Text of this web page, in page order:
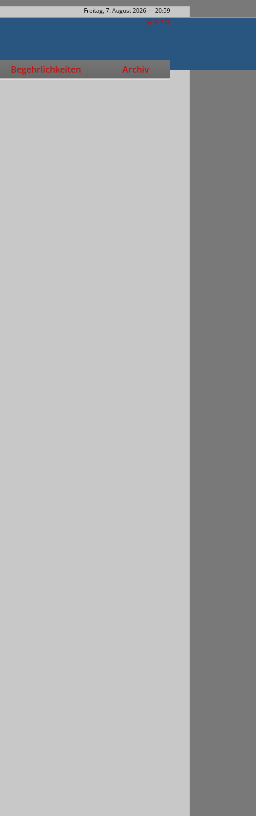
Freitag, 7. August 2026— 20:59
Begehrlichkeiten Archiv